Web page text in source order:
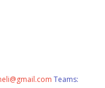
Teams: